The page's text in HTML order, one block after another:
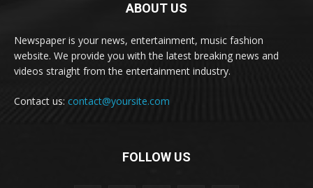
ABOUT US
Newspaper is your news, entertainment, music fashion
website. We provide you with the latest breaking news and
videos straight from the entertainment industry.
Contact us: contact@yoursite.com
FOLLOW US